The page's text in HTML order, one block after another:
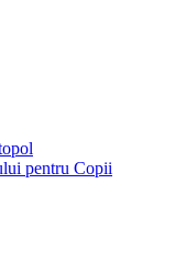
pentru Copii